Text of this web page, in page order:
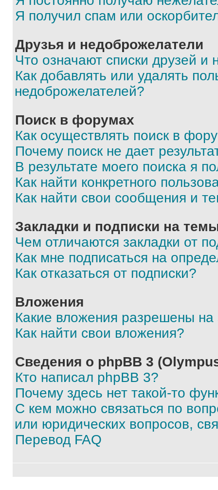
Я получил спам или
Друзья и недоброжелатели
Что означают списки друзей и
Как добавлять или удалять
недоброжелателей?
Поиск в форумах
Как осуществлять поиск в
Почему поиск не дает
В результате моего поиска я
Как найти конкретного
Как найти свои сообщения и
Закладки и подписки на
Чем отличаются закладки от
Как мне подписаться на
Как отказаться от подписки?
Вложения
Какие вложения разрешены
Как найти свои вложения?
Сведения о phpBB 3
Кто написал phpBB 3?
Почему здесь нет такой-то
С кем можно связаться по
или юридических вопросов,
Перевод FAQ